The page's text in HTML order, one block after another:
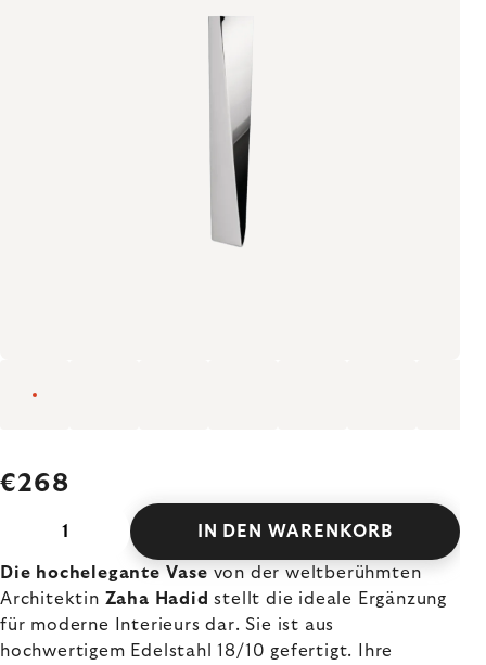
€268
IN DEN WARENKORB
Die hochelegante Vase von der weltberühmten
Architektin Zaha Hadid stellt die ideale Ergänzung
für moderne Interieurs dar. Sie ist aus
hochwertigem Edelstahl 18/10 gefertigt. Ihre